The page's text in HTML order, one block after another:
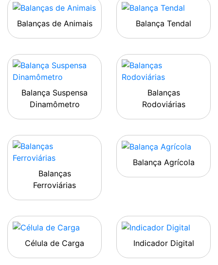
Balanças de Animais Balança Tendal
Balança Suspensa
Dinamômetro
Balanças
Rodoviárias
Balanças
Ferroviárias
Balança Agrícola
Célula de Carga Indicador Digital